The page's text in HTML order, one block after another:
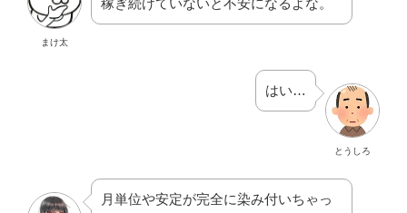
まけ太
稼ぎ続けていないと不安になるよな。
とうしろ
はい…
月単位や安定が完全に染み付いちゃっ